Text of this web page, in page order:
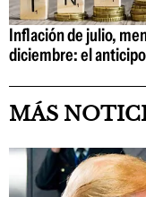
Inflación de julio,
diciembre: el
MÁS